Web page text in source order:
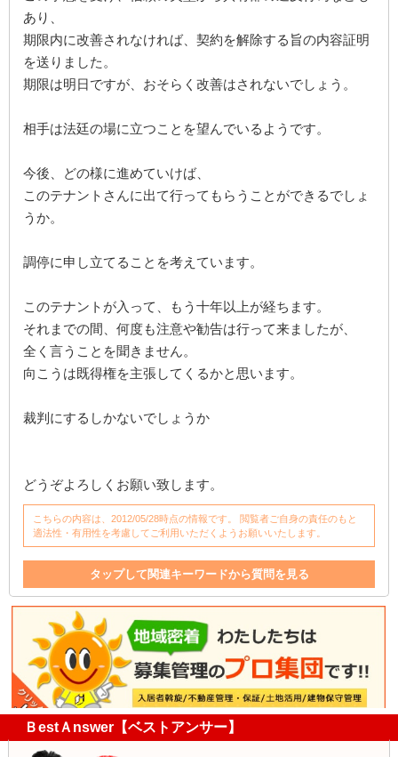
あり、
期限内に改善されなければ、契約を解除する旨の内容証明
を送りました。
期限は明日ですが、おそらく改善はされないでしょう。
相手は法廷の場に立つことを望んでいるようです。
今後、どの様に進めていけば、
このテナントさんに出て行ってもらうことができるでしょ
うか。
調停に申し立てることを考えています。
このテナントが入って、もう十年以上が経ちます。
それまでの間、何度も注意や勧告は行って来ましたが、
全く言うことを聞きません。
向こうは既得権を主張してくるかと思います。
裁判にするしかないでしょうか
どうぞよろしくお願い致します。
こちらの内容は、2012/05/28時点の情報です。 閲覧者ご自身の責任のもと
適法性・有用性を考慮してご利用いただくようお願いいたします。
タップして関連キーワードから質問を見る
店舗 テナント 無視 内容証明 入居 拒否
通報
違反 告知 共有 調停
ＢestＡnswer【ベストアンサー】